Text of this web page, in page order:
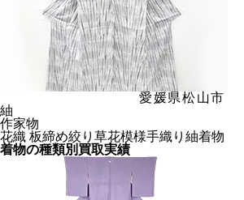
愛媛県松山市
紬
作家物
花織 板締め絞り草花模様手織り紬着物
着物の種類別買取実績